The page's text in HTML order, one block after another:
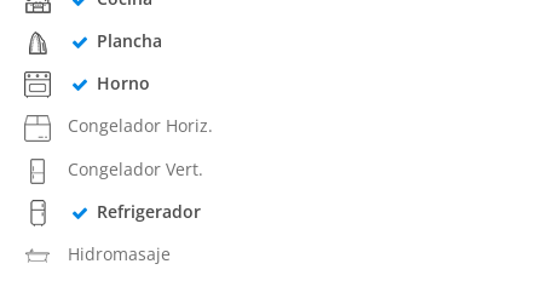
Plancha
Horno
Congelador Horiz.
Congelador Vert.
Refrigerador
Hidromasaje